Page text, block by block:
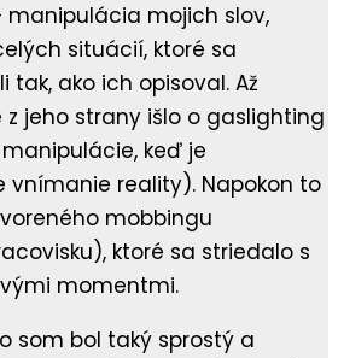
mojich slov,
situácií, ktoré sa
ako ich opisoval. Až
z jeho strany išlo o gaslighting
keď je
vnímanie reality). Napokon to
mobbingu
ktoré sa striedalo s
momentmi.
som bol taký sprostý a